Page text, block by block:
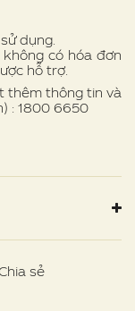
dụng.
có hóa đơn
hỗ trợ.
thêm thông tin và
: 1800 6650
sẻ